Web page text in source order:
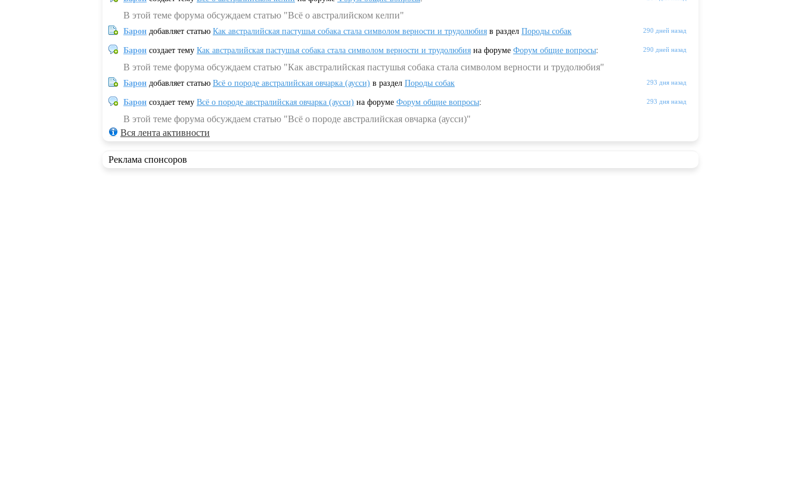
В этой теме форума обсуждаем статью "Всё о австралийском келпи"
290 дней назад
Барон добавляет статью Как австралийская пастушья собака стала символом верности и трудолюбия в раздел Породы собак
290 дней назад
Барон создает тему Как австралийская пастушья собака стала символом верности и трудолюбия на форуме Форум общие вопросы:
В этой теме форума обсуждаем статью "Как австралийская пастушья собака стала символом верности и трудолюбия"
293 дня назад
Барон добавляет статью Всё о породе австралийская овчарка (аусси) в раздел Породы собак
293 дня назад
Барон создает тему Всё о породе австралийская овчарка (аусси) на форуме Форум общие вопросы:
В этой теме форума обсуждаем статью "Всё о породе австралийская овчарка (аусси)"
Вся лента активности
Реклама спонсоров